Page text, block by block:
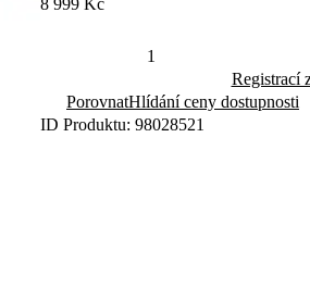
8 999 Kč
Registrací
PorovnatHlídání ceny dostupnosti
ID Produktu: 98028521